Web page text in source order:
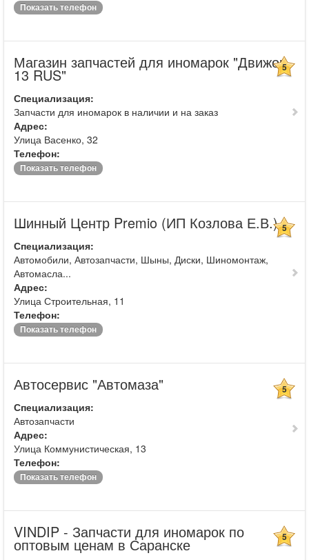
Показать телефон
Магазин запчастей для иномарок "Движок
13 RUS" 5
Специализация:
Запчасти для иномарок в наличии и на заказ
Адрес:
Улица Васенко, 32
Телефон:
Показать телефон
Шинный Центр Premio (ИП Козлова Е.В.) 5
Специализация:
Автомобили, Автозапчасти, Шыны, Диски, Шиномонтаж,
Автомасла...
Адрес:
Улица Строительная, 11
Телефон:
Показать телефон
Автосервис "Автомаза" 5
Специализация:
Автозапчасти
Адрес:
Улица Коммунистическая, 13
Телефон:
Показать телефон
VINDIP - Запчасти для иномарок по
оптовым ценам в Саранске 5